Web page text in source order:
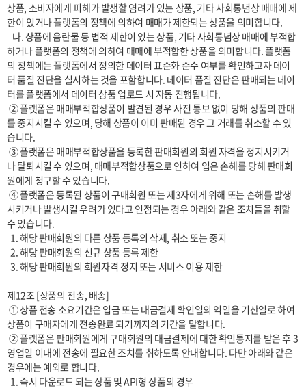
상품, 소비자에게 피해가 발생할 염려가 있는 상품, 기타 사회통념상 매매에 제
한이 있거나 플랫폼의 정책에 의하여 매매가 제한되는 상품을 의미합니다.
하거나 플랫폼의 정책에 의하여 매매에 부적합한 상품을 의미합니다. 플랫폼
의 정책에는 플랫폼에서 정의한 데이터 표준화 준수 여부를 확인하고자 데이
터 품질 진단을 실시하는 것을 포함합니다. 데이터 품질 진단은 판매되는 데이
터를 플랫폼에서 데이터 상품 업로드 시 자동 진행됩니다.
를 중지시킬 수 있으며, 당해 상품이 이미 판매된 경우 그 거래를 취소할 수 있
습니다.
나 탈퇴시킬 수 있으며, 매매부적합상품으로 인하여 입은 손해를 당해 판매회
원에게 청구할 수 있습니다.
시키거나 발생시킬 우려가 있다고 인정되는 경우 아래와 같은 조치들을 취할
수 있습니다.
  2. 해당 판매회원의 신규 상품 등록 제한
  3. 해당 판매회원의 회원자격 정지 또는 서비스 이용 제한
제12조 [상품의 전송, 배송]
상품이 구매자에게 전송완료 되기까지의 기간을 말합니다.
영업일 이내에 전송에 필요한 조치를 취하도록 안내합니다. 다만 아래와 같은
경우에는 예외로 합니다.